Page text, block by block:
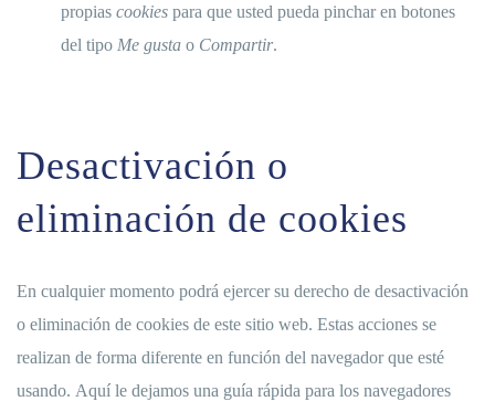
propias cookies para que usted pueda pinchar en botones
del tipo Me gusta o Compartir.
Desactivación o
eliminación de cookies
En cualquier momento podrá ejercer su derecho de desactivación
o eliminación de cookies de este sitio web. Estas acciones se
realizan de forma diferente en función del navegador que esté
usando. Aquí le dejamos una guía rápida para los navegadores